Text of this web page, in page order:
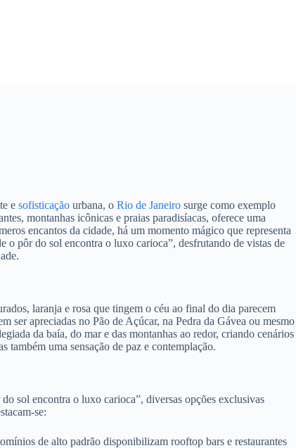
e sofisticação urbana, o Rio de Janeiro surge como exemplo
montanhas icônicas e praias paradisíacas, oferece uma
encantos da cidade, há um momento mágico que representa
o pôr do sol encontra o luxo carioca”, desfrutando de vistas de
laranja e rosa que tingem o céu ao final do dia parecem
ser apreciadas no Pão de Açúcar, na Pedra da Gávea ou mesmo
da baía, do mar e das montanhas ao redor, criando cenários
também uma sensação de paz e contemplação.
sol encontra o luxo carioca”, diversas opções exclusivas
se:
de alto padrão disponibilizam rooftop bars e restaurantes